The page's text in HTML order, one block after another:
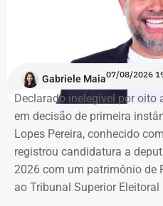
Integrante do Movimento de
Favelas (MLB), dona Enita
ocupantes chegou ao atual
“Nós já sofremos quatro
ocupação é justamente dar
que atenda as necessidades
que eu entrei no MLB nunca
mesmo é um teto, um lar
valer um direito
Gabriele Maia07/08/2026
Declarado inelegível por oito
em decisão de primeira
Lopes Pereira, conhecido
registrou candidatura a
2026 com um patrimônio de
ao Tribunal Superior Eleitoral